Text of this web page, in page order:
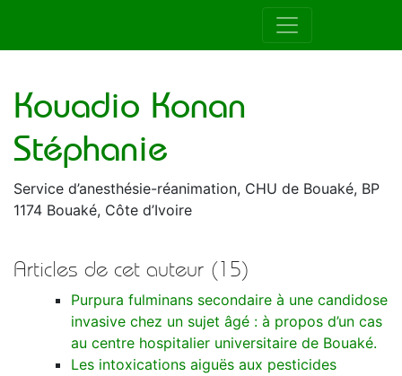
Kouadio Konan
Stéphanie
Service d’anesthésie-réanimation, CHU de Bouaké, BP
1174 Bouaké, Côte d’Ivoire
Articles de cet auteur (15)
Purpura fulminans secondaire à une candidose
invasive chez un sujet âgé : à propos d’un cas
au centre hospitalier universitaire de Bouaké.
Les intoxications aiguës aux pesticides